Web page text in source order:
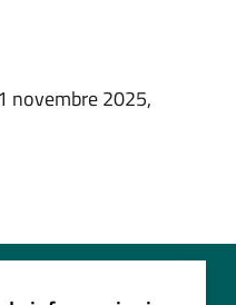
novembre 2025,